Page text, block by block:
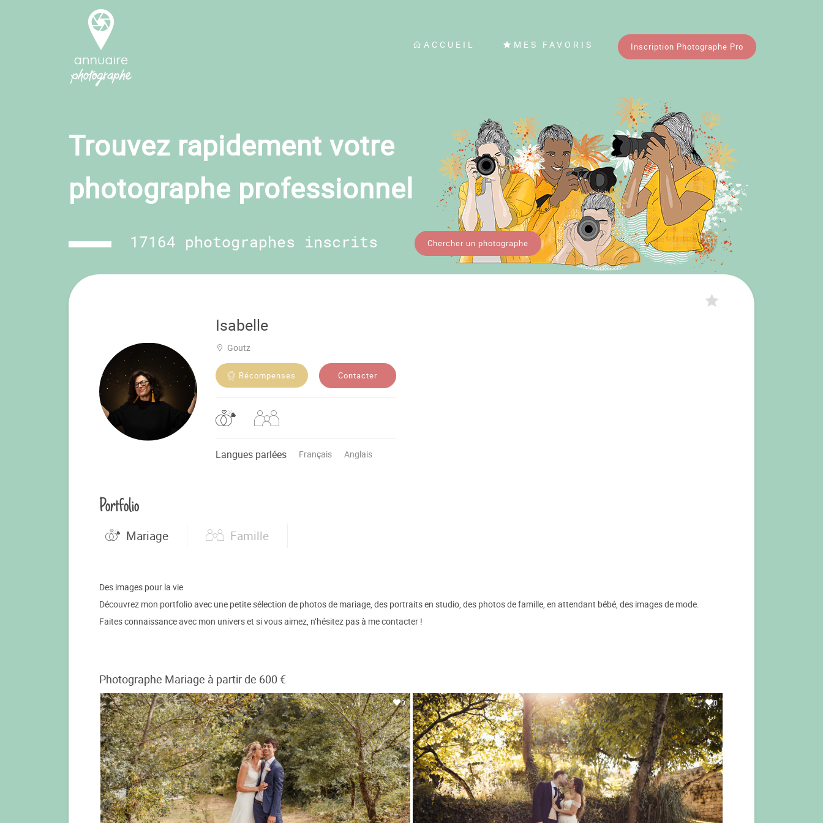
ACCUEIL MES FAVORIS Inscription Photographe Pro
Trouvez rapidement votre
photographe professionnel
17164 photographes inscrits Chercher un photographe
Isabelle
Goutz
Récompenses Contacter
Langues parlées Français Anglais
Portfolio
Mariage Famille
Des images pour la vie
Découvrez mon portfolio avec une petite sélection de photos de mariage, des portraits en studio, des photos de famille, en attendant bébé, des images de mode.
Faites connaissance avec mon univers et si vous aimez, n’hésitez pas à me contacter !
Photographe Mariage à partir de 600 €
0 0